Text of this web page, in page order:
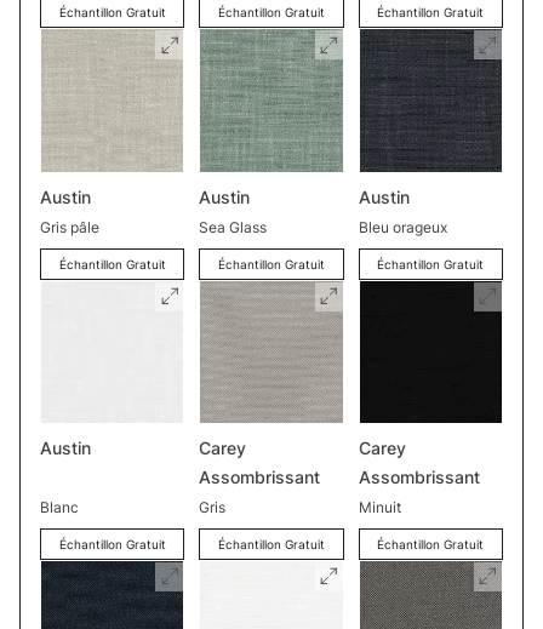
Échantillon Gratuit Échantillon Gratuit Échantillon Gratuit
Austin
Gris pâle
Échantillon Gratuit
Austin
Sea Glass
Échantillon Gratuit
Austin
Bleu orageux
Échantillon Gratuit
Austin
Blanc
Échantillon Gratuit
Carey
Assombrissant
Gris
Échantillon Gratuit
Carey
Assombrissant
Minuit
Échantillon Gratuit